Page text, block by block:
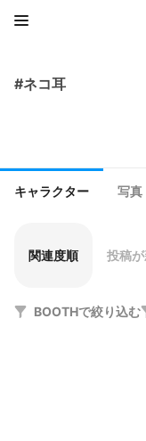
#ネコ耳
キャラクター 写真
関連度順 投稿
BOOTHで絞り込む